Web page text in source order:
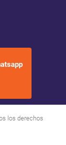
los derechos